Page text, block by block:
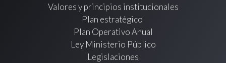
Valores y principios institucionales
Plan estratégico
Plan Operativo Anual
Ley Ministerio Público
Legislaciones